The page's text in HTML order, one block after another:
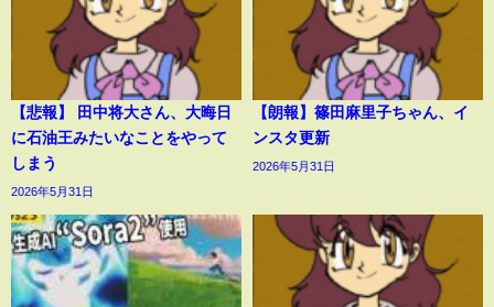
【悲報】 田中将大さん、大晦日
に石油王みたいなことをやって
しまう
2026年5月31日
【朗報】篠田麻里子ちゃん、イ
ンスタ更新
2026年5月31日